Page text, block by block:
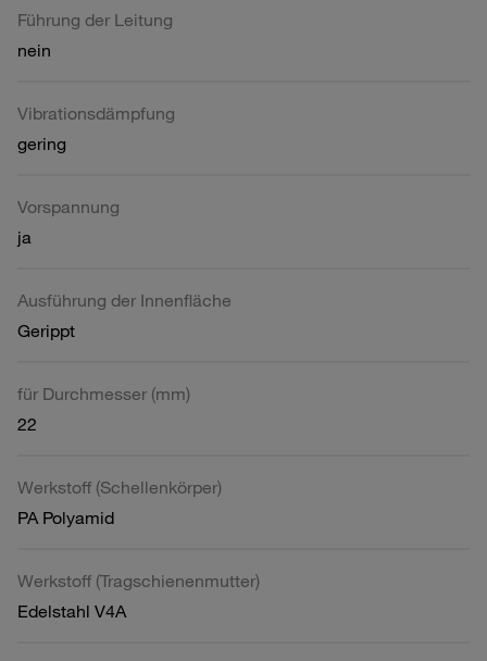
Führung der Leitung
nein
Vibrationsdämpfung
gering
Vorspannung
ja
Ausführung der Innenfläche
Gerippt
für Durchmesser (mm)
22
Werkstoff (Schellenkörper)
PA Polyamid
Werkstoff (Tragschienenmutter)
Edelstahl V4A